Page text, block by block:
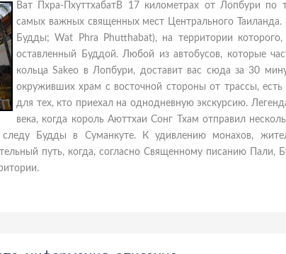
Ват Пхра-ПхуттхабатВ 17 километрах от Лопбури по
самых важных священных мест Центрального
Будды; Wat Phra Phutthabat), на территории
оставленный Буддой. Любой из автобусов, которые
кольца Sakeo в Лопбури, доставит вас сюда за 30
окруживших храм с восточной стороны от трассы,
для тех, кто приехал на однодневную экскурсию.
века, когда король Аюттхаи Сонг Тхам отправил
следу Будды в Суманкуте. К удивлению монахов,
путь, когда, согласно Священному писанию Пали,